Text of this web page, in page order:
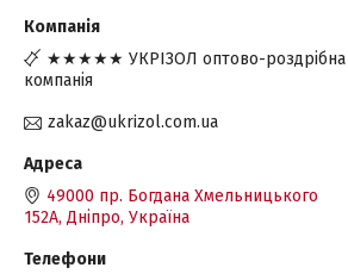
★★★★★ УКРІЗОЛ оптово-роздрібна
компанія
zakaz@ukrizol.com.ua
49000 пр. Богдана Хмельницького
152А, Дніпро, Україна